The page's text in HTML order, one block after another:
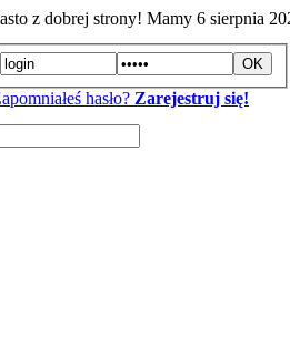
z dobrej strony! Mamy 6 sierpnia
hasło? Zarejestruj się!